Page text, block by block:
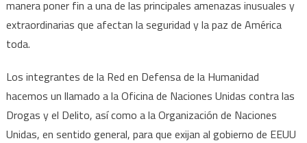
manera poner fin a una de las principales amenazas inusuales y
extraordinarias que afectan la seguridad y la paz de América
toda.
Los integrantes de la Red en Defensa de la Humanidad
hacemos un llamado a la Oficina de Naciones Unidas contra las
Drogas y el Delito, así como a la Organización de Naciones
Unidas, en sentido general, para que exijan al gobierno de EEUU